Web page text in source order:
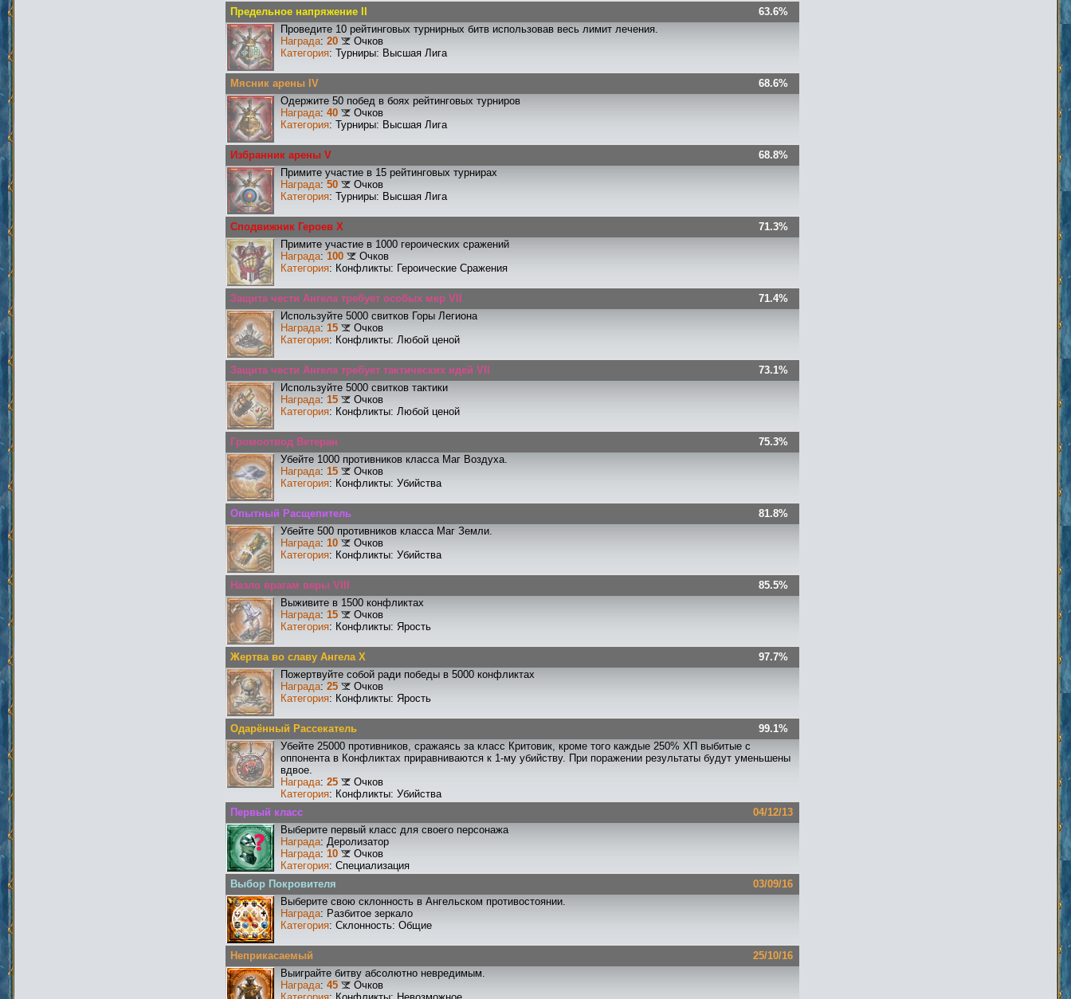
Предельное напряжение II
63.6%
Проведите 10 рейтинговых турнирных битв использовав весь лимит лечения.
Награда: 20
Очков
Категория: Турниры: Высшая Лига
Мясник арены IV
68.6%
Одержите 50 побед в боях рейтинговых турниров
Награда: 40
Очков
Категория: Турниры: Высшая Лига
Избранник арены V
68.8%
Примите участие в 15 рейтинговых турнирах
Награда: 50
Очков
Категория: Турниры: Высшая Лига
Сподвижник Героев X
71.3%
Примите участие в 1000 героических сражений
Награда: 100
Очков
Категория: Конфликты: Героические Сражения
Защита чести Ангела требует особых мер VII
71.4%
Используйте 5000 свитков Горы Легиона
Награда: 15
Очков
Категория: Конфликты: Любой ценой
Защита чести Ангела требует тактических идей VII
73.1%
Используйте 5000 свитков тактики
Награда: 15
Очков
Категория: Конфликты: Любой ценой
Громоотвод Ветеран
75.3%
Убейте 1000 противников класса Маг Воздуха.
Награда: 15
Очков
Категория: Конфликты: Убийства
Опытный Расщепитель
81.8%
Убейте 500 противников класса Маг Земли.
Награда: 10
Очков
Категория: Конфликты: Убийства
Назло врагам веры VIII
85.5%
Выживите в 1500 конфликтах
Награда: 15
Очков
Категория: Конфликты: Ярость
Жертва во славу Ангела X
97.7%
Пожертвуйте собой ради победы в 5000 конфликтах
Награда: 25
Очков
Категория: Конфликты: Ярость
Одарённый Рассекатель
99.1%
Убейте 25000 противников, сражаясь за класс Критовик, кроме того каждые 250% ХП выбитые с
оппонента в Конфликтах приравниваются к 1-му убийству. При поражении результаты будут уменьшены
вдвое.
Награда: 25
Очков
Категория: Конфликты: Убийства
Первый класс
04/12/13
Выберите первый класс для своего персонажа
Награда: Деролизатор
Награда: 10
Очков
Категория: Специализация
Выбор Покровителя
03/09/16
Выберите свою склонность в Ангельском противостоянии.
Награда: Разбитое зеркало
Категория: Склонность: Общие
Неприкасаемый
25/10/16
Выиграйте битву абсолютно невредимым.
Награда: 45
Очков